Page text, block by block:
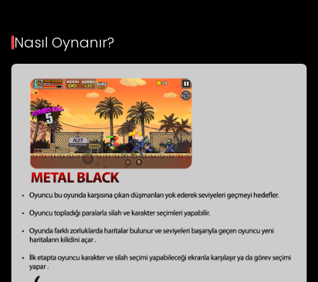
Nasıl Oynanır?